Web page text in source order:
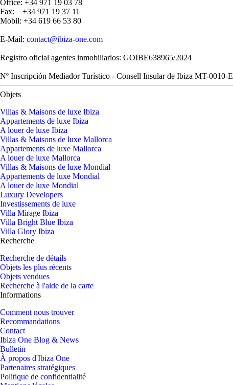
Office: +34 971 19 03 78
Fax: +34 971 19 37 11
Mobil: +34 619 66 53 80
E-Mail: contact@ibiza-one.com
Registro oficial agentes inmobiliarios: GOIBE638965/2024
Nº Inscripción Mediador Turístico - Consell Insular de Ibiza MT-0010-E
Objets
Villas & Maisons de luxe Ibiza
Appartements de luxe Ibiza
A louer de luxe Ibiza
Villas & Maisons de luxe Mallorca
Appartements de luxe Mallorca
A louer de luxe Mallorca
Villas & Maisons de luxe Mondial
Appartements de luxe Mondial
A louer de luxe Mondial
Luxury Developers
Investissements de luxe
Villa Mirage Ibiza
Villa Bright Blue Ibiza
Villa Glory Ibiza
Recherche
Recherche de détails
Objets les plus récents
Objets vendues
Recherche à l'aide de la carte
Informations
Comment nous trouver
Recommandations
Contact
Ibiza One Blog & News
Bulletin
À propos d'Ibiza One
Partenaires stratégiques
Politique de confidentialité